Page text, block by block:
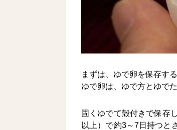
まずは、ゆで卵を保存す
ゆで卵は、ゆで方とゆで
固くゆでて殻付きで保存
以上）で約3～7日持つと